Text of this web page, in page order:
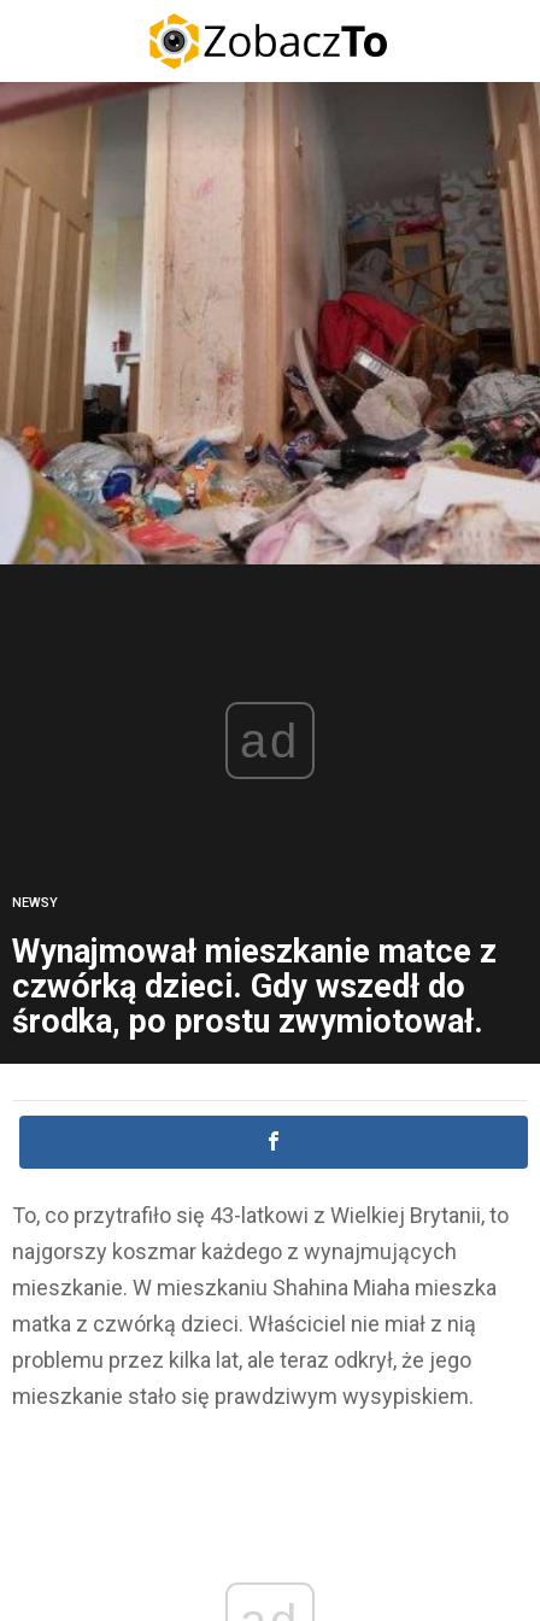
ad
NEWSY
Wynajmował mieszkanie matce z
czwórką dzieci. Gdy wszedł do
środka, po prostu zwymiotował.
To, co przytrafiło się 43-latkowi z Wielkiej Brytanii, to
najgorszy koszmar każdego z wynajmujących
mieszkanie. W mieszkaniu Shahina Miaha mieszka
matka z czwórką dzieci. Właściciel nie miał z nią
problemu przez kilka lat, ale teraz odkrył, że jego
mieszkanie stało się prawdziwym wysypiskiem.